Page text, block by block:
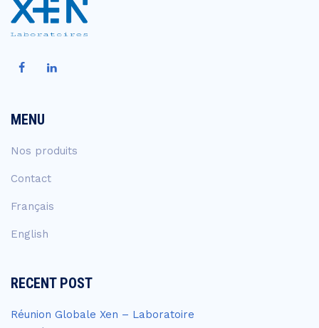
MENU
Nos produits
Contact
Français
English
RECENT POST
Réunion Globale Xen – Laboratoire